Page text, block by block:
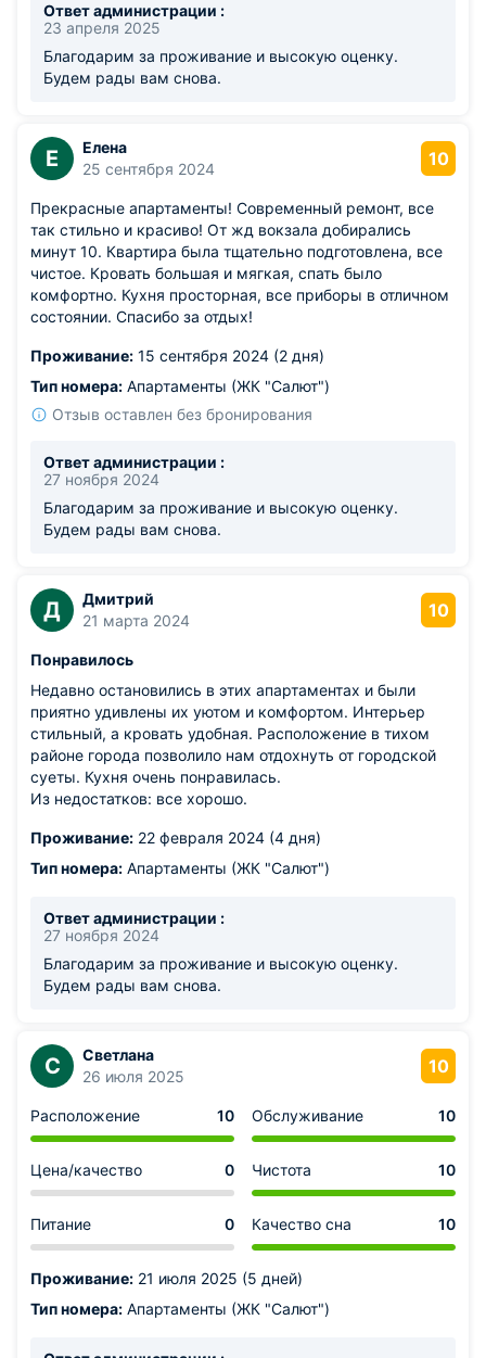
Ответ администрации :
23 апреля 2025
Благодарим за проживание и высокую оценку.
Будем рады вам снова.
Е
Елена
25 сентября 2024
10
Прекрасные апартаменты! Современный ремонт, все
так стильно и красиво! От жд вокзала добирались
минут 10. Квартира была тщательно подготовлена, все
чистое. Кровать большая и мягкая, спать было
комфортно. Кухня просторная, все приборы в отличном
состоянии. Спасибо за отдых!
Проживание: 15 сентября 2024 (2 дня)
Тип номера: Апартаменты (ЖК "Салют")
Отзыв оставлен без бронирования
Ответ администрации :
27 ноября 2024
Благодарим за проживание и высокую оценку.
Будем рады вам снова.
Д
Дмитрий
21 марта 2024
10
Понравилось
Недавно остановились в этих апартаментах и были
приятно удивлены их уютом и комфортом. Интерьер
стильный, а кровать удобная. Расположение в тихом
районе города позволило нам отдохнуть от городской
суеты. Кухня очень понравилась.
Из недостатков: все хорошо.
Проживание: 22 февраля 2024 (4 дня)
Тип номера: Апартаменты (ЖК "Салют")
Ответ администрации :
27 ноября 2024
Благодарим за проживание и высокую оценку.
Будем рады вам снова.
С
Светлана
26 июля 2025
10
Расположение 10 Обслуживание 10
Цена/качество 0 Чистота 10
Питание 0 Качество сна 10
Проживание: 21 июля 2025 (5 дней)
Тип номера: Апартаменты (ЖК "Салют")